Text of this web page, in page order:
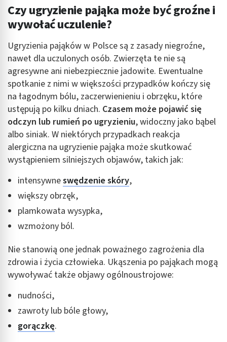
Czy ugryzienie pająka może być groźne i
wywołać uczulenie?
Ugryzienia pająków w Polsce są z zasady niegroźne,
nawet dla uczulonych osób. Zwierzęta te nie są
agresywne ani niebezpiecznie jadowite. Ewentualne
spotkanie z nimi w większości przypadków kończy się
na łagodnym bólu, zaczerwienieniu i obrzęku, które
ustępują po kilku dniach. Czasem może pojawić się
odczyn lub rumień po ugryzieniu, widoczny jako bąbel
albo siniak. W niektórych przypadkach reakcja
alergiczna na ugryzienie pająka może skutkować
wystąpieniem silniejszych objawów, takich jak:
intensywneswędzenie skóry,
większy obrzęk,
plamkowata wysypka,
wzmożony ból.
Nie stanowią one jednak poważnego zagrożenia dla
zdrowia i życia człowieka. Ukąszenia po pająkach mogą
wywoływać także objawy ogólnoustrojowe:
nudności,
zawroty lub bóle głowy,
gorączkę.